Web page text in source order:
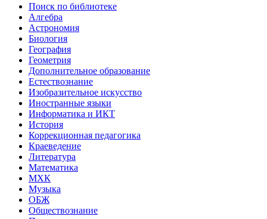
Поиск по библиотеке
Алгебра
Астрономия
Биология
География
Геометрия
Дополнительное образование
Естествознание
Изобразительное искусство
Иностранные языки
Информатика и ИКТ
История
Коррекционная педагогика
Краеведение
Литература
Математика
МХК
Музыка
ОБЖ
Обществознание